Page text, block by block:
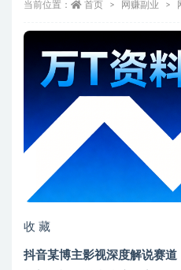
当前位置： 首页 网赚副业
收 藏
抖音某博主影视深度解说赛道